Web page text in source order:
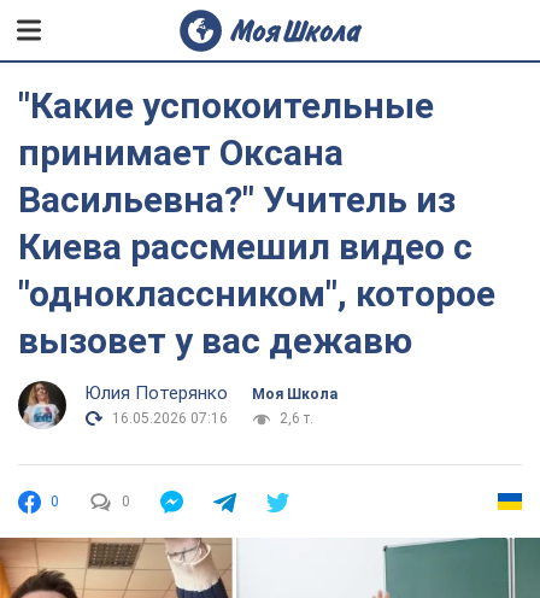
"Какие успокоительные
принимает Оксана
Васильевна?" Учитель из
Киева рассмешил видео с
"одноклассником", которое
вызовет у вас дежавю
Юлия Потерянко
Моя Школа
16.05.2026 07:16
2,6 т.
0 0